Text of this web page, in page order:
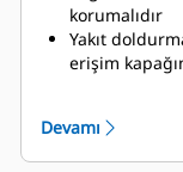
korumalıdır
Yakıt
erişim
tasarlanmıştır
Susturucu
Devamı